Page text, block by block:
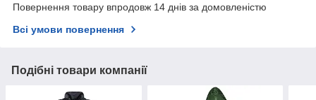
Повернення товару впродовж 14 днів за домовленістю
Всі умови повернення
Подібні товари компанії